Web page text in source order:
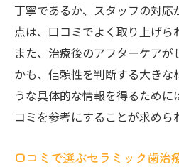
丁寧であるか、スタッフの対
点は、口コミでよく取り上げら
また、治療後のアフターケアが
かも、信頼性を判断する大きな
うな具体的な情報を得るため
コミを参考にすることが求めら
口コミで選ぶセラミック歯治